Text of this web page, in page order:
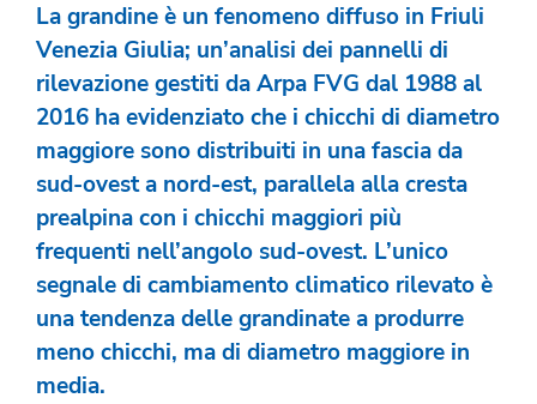
La grandine è un fenomeno diffuso in Friuli
Venezia Giulia; un’analisi dei pannelli di
rilevazione gestiti da Arpa FVG dal 1988 al
2016 ha evidenziato che i chicchi di diametro
maggiore sono distribuiti in una fascia da
sud-ovest a nord-est, parallela alla cresta
prealpina con i chicchi maggiori più
frequenti nell’angolo sud-ovest. L’unico
segnale di cambiamento climatico rilevato è
una tendenza delle grandinate a produrre
meno chicchi, ma di diametro maggiore in
media.